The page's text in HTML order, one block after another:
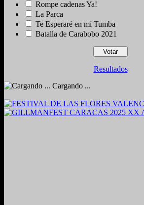
Rompe cadenas Ya!
La Parca
Te Esperaré en mí Tumba
Batalla de Carabobo 2021
Resultados
Cargando ...